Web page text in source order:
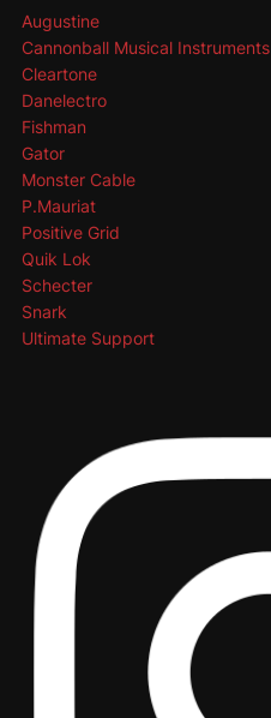
Augustine
Cannonball Musical Instruments
Cleartone
Danelectro
Fishman
Gator
Monster Cable
P.Mauriat
Positive Grid
Quik Lok
Schecter
Snark
Ultimate Support